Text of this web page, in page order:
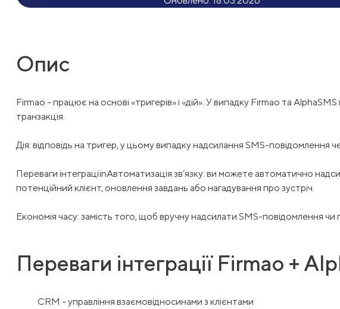
Опис
Firmao - працює на основі «тригерів» і «дій». У випадку Firmao та
транзакція.
Дія: відповідь на тригер, у цьому випадку надсилання SMS-повідомлення
Переваги інтеграціїnАвтоматизація зв’язку: ви можете автоматично
потенційний клієнт, оновлення завдань або нагадування про зустріч.
Економія часу: замість того, щоб вручну надсилати SMS-повідомлення
Переваги інтеграції Firmao +
CRM - управління взаємовідносинами з клієнтами